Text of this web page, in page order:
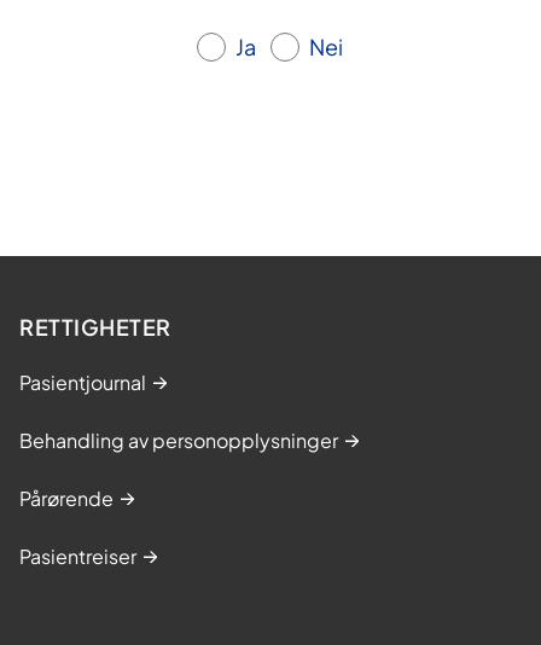
Ja Nei
RETTIGHETER
Pasientjournal
Behandling av personopplysninger
Pårørende
Pasientreiser